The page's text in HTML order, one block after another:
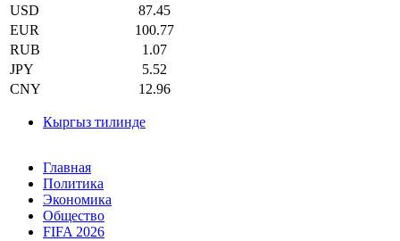
USD
87.45
EUR
100.77
RUB
1.07
JPY
5.52
CNY
12.96
Кыргыз тилинде
Главная
Политика
Экономика
Общество
FIFA 2026